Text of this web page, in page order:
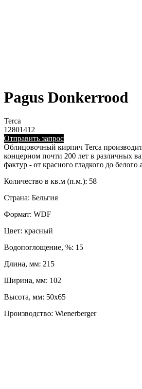
Pagus Donkerrood
Terca
12801412
Отправить запрос
Облицовочный кирпич Terca
концерном почти 200 лет в различных
фактур - от красного гладкого до белого
Количество в кв.м (п.м.): 58
Страна: Бельгия
Формат: WDF
Цвет: красный
Водопоглощение, %: 15
Длина, мм: 215
Ширина, мм: 102
Высота, мм: 50x65
Производство: Wienerberger